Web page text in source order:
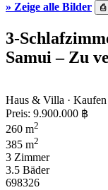
» Zeige alle Bilder ⎙
3-
Samui – Zu
Haus & Villa · Kaufen
Preis: 9.900.000 ฿
260 m2
385 m2
3 Zimmer
3.5 Bäder
698326